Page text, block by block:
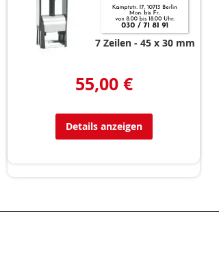
7 Zeilen 45 x 30 mm
55,00 €
Details anzeigen